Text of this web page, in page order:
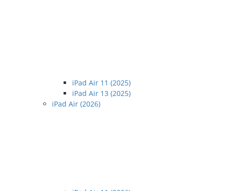
iPad Air 11 (2025)
iPad Air 13 (2025)
iPad Air (2026)